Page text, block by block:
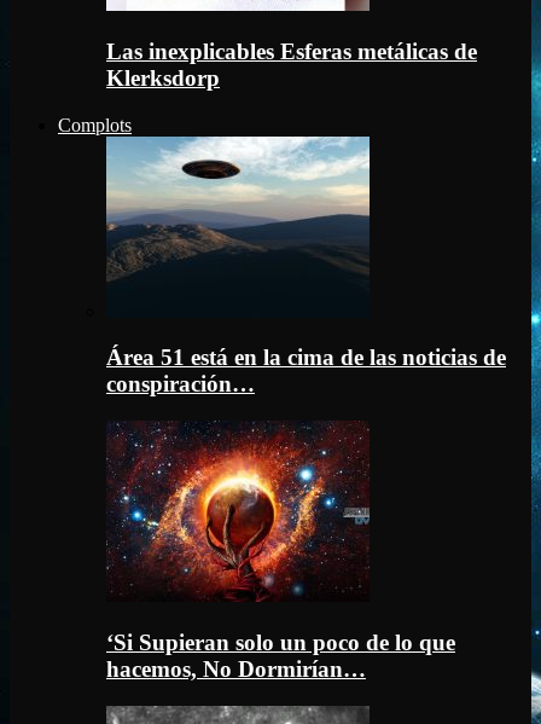
Las inexplicables Esferas metálicas de
Klerksdorp
Complots
Área 51 está en la cima de las noticias de
conspiración…
‘Si Supieran solo un poco de lo que
hacemos, No Dormirían…